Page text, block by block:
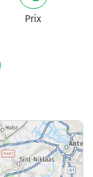
Prix